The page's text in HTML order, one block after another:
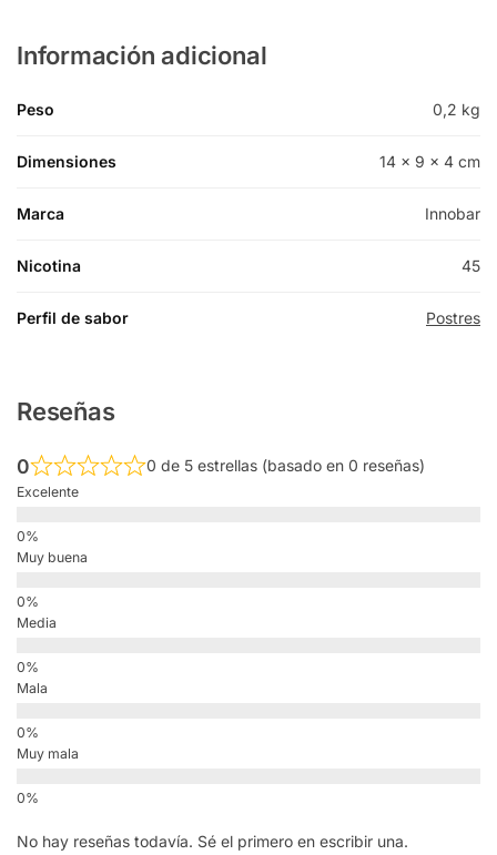
Información adicional
Peso 0,2 kg
Dimensiones 14 × 9 × 4 cm
Marca Innobar
Nicotina 45
Perfil de sabor Postres
Reseñas
0 0 de 5 estrellas (basado en 0 reseñas)
Excelente
Muy buena
Media
Mala
Muy mala
No hay reseñas todavía. Sé el primero en escribir una.